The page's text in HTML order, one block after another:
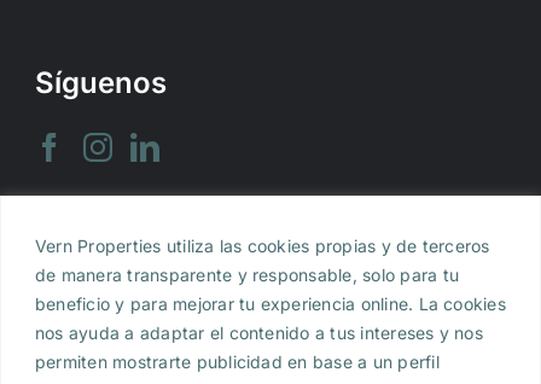
Vern Properties utiliza las cookies propias y de terceros
de manera transparente y responsable, solo para tu
beneficio y para mejorar tu experiencia online. La cookies
nos ayuda a adaptar el contenido a tus intereses y nos
permiten mostrarte publicidad en base a un perfil
Síguenos
Aviso legal|Política de Privacidad| Política de
Cookies
Vern Properties, S.L., inscrita en el Registro
Mercantil de Barcelona al Tomo 47.622, Folio 148,